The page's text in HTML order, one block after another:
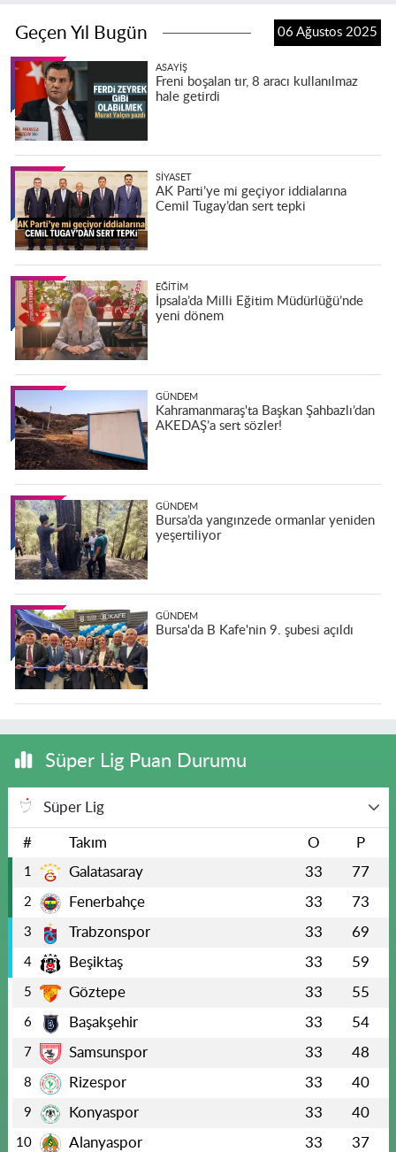
Geçen Yıl Bugün 06 Ağustos 2025
ASAYIŞ
Freni boşalan tır, 8 aracı kullanılmaz
hale getirdi
SIYASET
AK Parti’ye mi geçiyor iddialarına
Cemil Tugay’dan sert tepki
EĞITIM
İpsala’da Milli Eğitim Müdürlüğü’nde
yeni dönem
GÜNDEM
Kahramanmaraş'ta Başkan Şahbazlı’dan
AKEDAŞ’a sert sözler!
GÜNDEM
Bursa’da yangınzede ormanlar yeniden
yeşertiliyor
GÜNDEM
Bursa'da B Kafe'nin 9. şubesi açıldı
Süper Lig Puan Durumu
Süper Lig
# Takım O P
1 Galatasaray 33 77
2 Fenerbahçe 33 73
3 Trabzonspor 33 69
4 Beşiktaş 33 59
5 Göztepe 33 55
6 Başakşehir 33 54
7 Samsunspor 33 48
8 Rizespor 33 40
9 Konyaspor 33 40
10 Alanyaspor 33 37